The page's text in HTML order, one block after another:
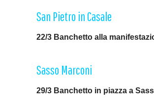
San Pietro in Casale
22/3 Banchetto alla
Sasso Marconi
29/3 Banchetto in piazza a